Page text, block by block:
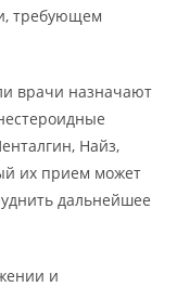
требующем
врачи назначают
Найз,
их прием может
дальнейшее
и